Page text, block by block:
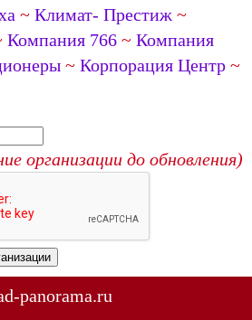
~Климат- Престиж ~
Компания 766 ~Компания
~Корпорация Центр ~
организации до обновления)
panorama.ru